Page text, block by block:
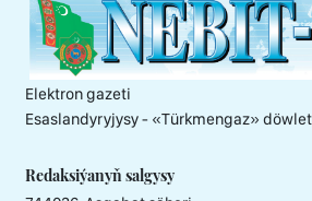
Elektron gazeti
Esaslandyryjysy - «Тürkmengaz»
Redaksiýanyň salgysy